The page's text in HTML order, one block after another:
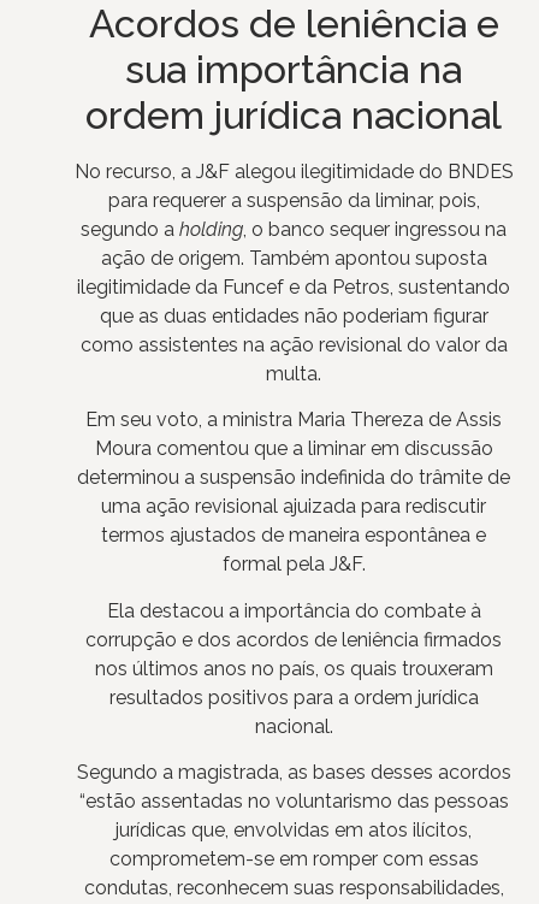
Acordos de leniência e
sua importância na
ordem jurídica nacional
No recurso, a J&F alegou ilegitimidade do BNDES
para requerer a suspensão da liminar, pois,
segundo a holding, o banco sequer ingressou na
ação de origem. Também apontou suposta
ilegitimidade da Funcef e da Petros, sustentando
que as duas entidades não poderiam figurar
como assistentes na ação revisional do valor da
multa.
Em seu voto, a ministra Maria Thereza de Assis
Moura comentou que a liminar em discussão
determinou a suspensão indefinida do trâmite de
uma ação revisional ajuizada para rediscutir
termos ajustados de maneira espontânea e
formal pela J&F.
Ela destacou a importância do combate à
corrupção e dos acordos de leniência firmados
nos últimos anos no país, os quais trouxeram
resultados positivos para a ordem jurídica
nacional.
Segundo a magistrada, as bases desses acordos
“estão assentadas no voluntarismo das pessoas
jurídicas que, envolvidas em atos ilícitos,
comprometem-se em romper com essas
condutas, reconhecem suas responsabilidades,